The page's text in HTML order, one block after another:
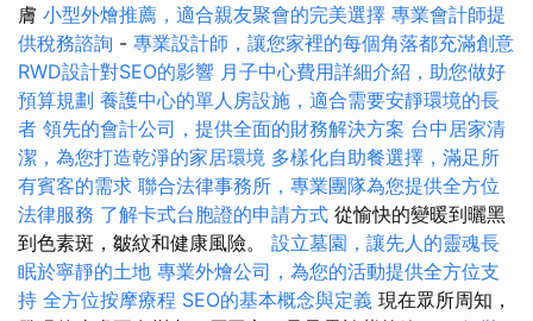
膚 小型外燴推薦，適合親友聚會的完美選擇 專業會計師提
供稅務諮詢 - 專業設計師，讓您家裡的每個角落都充滿創意
RWD設計對SEO的影響 月子中心費用詳細介紹，助您做好
預算規劃 養護中心的單人房設施，適合需要安靜環境的長
者 領先的會計公司，提供全面的財務解決方案 台中居家清
潔，為您打造乾淨的家居環境 多樣化自助餐選擇，滿足所
有賓客的需求 聯合法律事務所，專業團隊為您提供全方位
法律服務 了解卡式台胞證的申請方式 從愉快的變暖到曬黑
到色素斑，皺紋和健康風險。 設立墓園，讓先人的靈魂長
眠於寧靜的土地 專業外燴公司，為您的活動提供全方位支
持 全方位按摩療程 SEO的基本概念與定義 現在眾所周知，